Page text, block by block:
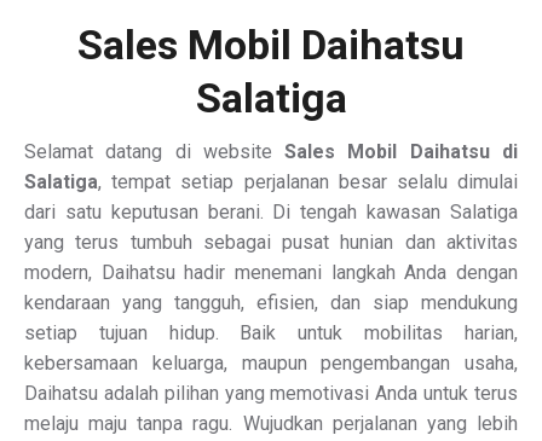
Sales Mobil Daihatsu
Salatiga
Selamat datang di websiteSales Mobil Daihatsu di
Salatiga, tempat setiap perjalanan besar selalu dimulai
dari satu keputusan berani. Di tengah kawasan Salatiga
yang terus tumbuh sebagai pusat hunian dan aktivitas
modern, Daihatsu hadir menemani langkah Anda dengan
kendaraan yang tangguh, efisien, dan siap mendukung
setiap tujuan hidup. Baik untuk mobilitas harian,
kebersamaan keluarga, maupun pengembangan usaha,
Daihatsu adalah pilihan yang memotivasi Anda untuk terus
melaju maju tanpa ragu. Wujudkan perjalanan yang lebih